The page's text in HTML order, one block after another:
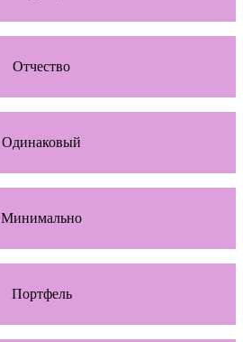
Отчество
Одинаковый
Минимально
Портфель